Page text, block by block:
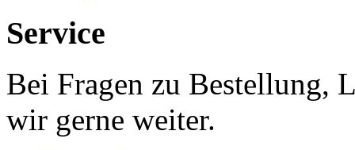
Service
Bei Fragen zu Bestellung,
wir gerne weiter.